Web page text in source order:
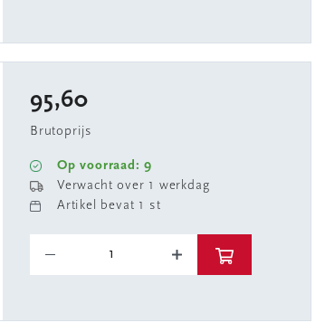
95,60
Brutoprijs
Op voorraad: 9
Verwacht over 1 werkdag
Artikel bevat 1 st